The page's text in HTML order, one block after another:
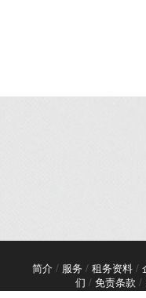
简介 / 服务 / 租务资料 /
们 / 免责条款 /